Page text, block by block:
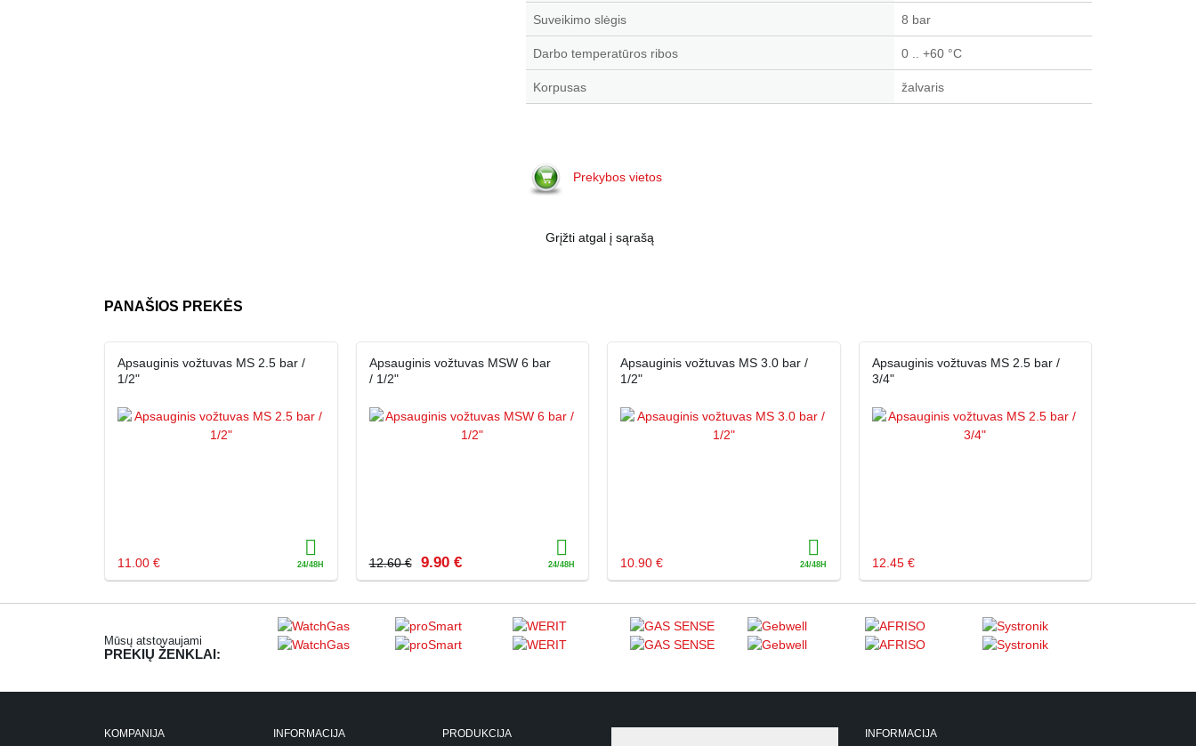
Suveikimo slėgis 8 bar
Darbo temperatūros ribos 0 .. +60 °C
Korpusas žalvaris
Prekybos vietos
Grįžti atgal į sąrašą
PANAŠIOS PREKĖS
Apsauginis vožtuvas MS 2.5 bar /
1/2"
11.00 €
Apsauginis vožtuvas MSW 6 bar
/ 1/2"
12.60 € 9.90 €
Apsauginis vožtuvas MS 3.0 bar /
1/2"
10.90 €
Apsauginis vožtuvas MS 2.5 bar /
3/4"
12.45 €
Mūsų atstovaujami
PREKIŲ ŽENKLAI:
KOMPANIJA INFORMACIJA PRODUKCIJA INFORMACIJA